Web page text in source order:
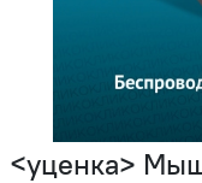
<уценка>